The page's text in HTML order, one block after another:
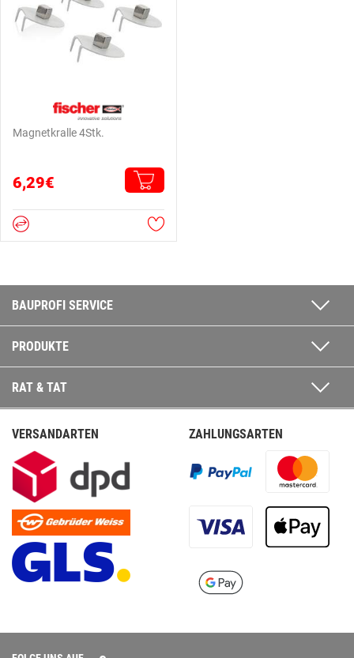
Magnetkralle 4Stk.
6,29€
BAUPROFI SERVICE
PRODUKTE
RAT & TAT
VERSANDARTEN ZAHLUNGSARTEN